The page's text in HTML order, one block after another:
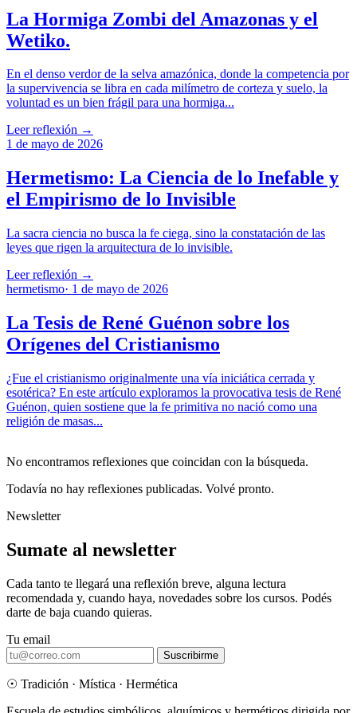
La Hormiga Zombi del Amazonas y el
Wetiko.
En el denso verdor de la selva amazónica, donde la competencia por
la supervivencia se libra en cada milímetro de corteza y suelo, la
voluntad es un bien frágil para una hormiga...
Leer reflexión →
1 de mayo de 2026
Hermetismo: La Ciencia de lo Inefable y
el Empirismo de lo Invisible
La sacra ciencia no busca la fe ciega, sino la constatación de las
leyes que rigen la arquitectura de lo invisible.
Leer reflexión →
hermetismo· 1 de mayo de 2026
La Tesis de René Guénon sobre los
Orígenes del Cristianismo
¿Fue el cristianismo originalmente una vía iniciática cerrada y
esotérica? En este artículo exploramos la provocativa tesis de René
Guénon, quien sostiene que la fe primitiva no nació como una
religión de masas...
hermetismo· 24 de julio de 2025
Memento Mori
alquímica, la vanitas de la existencia y la reconstrucción del templo
del Ser Humano.
Leer reflexión →
hermetismo· 25 de octubre de 2022
Sobre la iniciación
«Initium» significa «entrada» o «comienzo». Sobre la iniciación
como influencia espiritual que debe ser comunicada, y la diferencia
No encontramos reflexiones que coincidan con la búsqueda.
Todavía no hay reflexiones publicadas. Volvé pronto.
Newsletter
Sumate al newsletter
Cada tanto te llegará una reflexión breve, alguna lectura
recomendada y, cuando haya, novedades sobre los cursos. Podés
darte de baja cuando quieras.
Tu email
Suscribirme
☉ Tradición · Mística · Hermética